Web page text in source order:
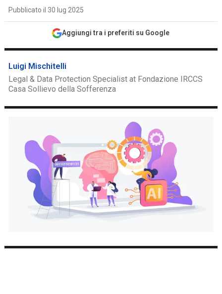
Pubblicato il 30 lug 2025
Aggiungi tra i preferiti su Google
Luigi Mischitelli
Legal & Data Protection Specialist at Fondazione IRCCS
Casa Sollievo della Sofferenza